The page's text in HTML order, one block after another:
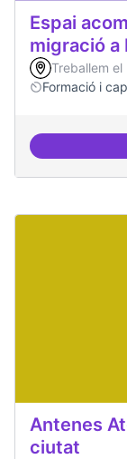
Espai
migració a
Treballem
Formació i
Antenes
ciutat